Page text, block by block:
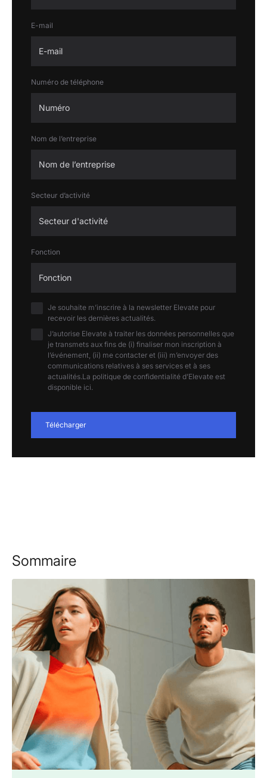
E-mail
Numéro de téléphone
Nom de l’entreprise
Secteur d’activité
Fonction
Je souhaite m’inscrire à la newsletter Elevate pour
recevoir les dernières actualités.
J’autorise Elevate à traiter les données personnelles que
je transmets aux fins de (i) finaliser mon inscription à
l’événement, (ii) me contacter et (iii) m’envoyer des
communications relatives à ses services et à ses
actualités.La politique de confidentialité d’Elevate est
disponible ici.
Sommaire